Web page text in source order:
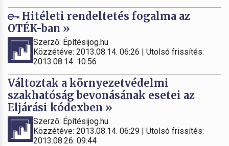
Hitéleti rendeltetés fogalma az
OTÉK-ban »
Szerző: Építésijog.hu
Közzétéve: 2013.08.14. 06:26 | Utolsó frissítés:
2013.08.14. 10:56
Változtak a környezetvédelmi
szakhatóság bevonásának esetei az
Eljárási kódexben »
Szerző: Építésijog.hu
Közzétéve: 2013.08.14. 06:29 | Utolsó frissítés:
2013.08.26. 09:44